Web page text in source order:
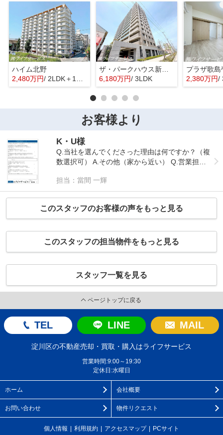
ハイム北野
2,480万円/ 2LDK＋1S(納戸)
ザ・パークハウス新大阪
6,180万円/ 3LDK
プラザ歌
2,380万円/
お客様より
K・U様
Q.当社を選んでくださった理由は何ですか？（複
数選択可） A.その他（家から近い） Q.営業担当
Q.お申込みからご契約、お引き渡しまでの対応は
いかがでしたか？ A.とても良かった Q.今回、お
したか？ A.特になし Q.ご成約いただいた物件は
いかがでしたか？ A.とても満足 Q.機会があれば
また当社を利用したいと思いますか？ A.利用する
Q.ご親族やご友人に当社を紹介したいと思います
か？ A.紹介する Q.何かお気づきの点やご感想な
担当：當間 一輝
このスタッフのお客様の声をもっと見る
このスタッフの担当物件をもっと見る
スタッフ一覧を見る
ページトップに戻る
TEL LINE MAIL
淀川区の不動産売却・買取・購入はライフサービス
営業時間:9:00～19:30
定休日:水曜日
ホーム 会社概要
お問い合わせ 物件リクエスト
個人情報 利用規約 アクセスマップ
PCサイト